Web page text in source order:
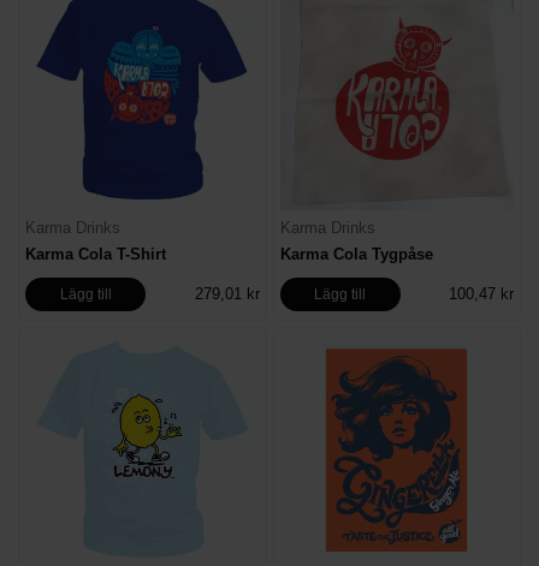
Karma Drinks
Karma Cola T-Shirt
Lägg till 279,01 kr
Karma Drinks
Karma Cola Tygpåse
Lägg till 100,47 kr